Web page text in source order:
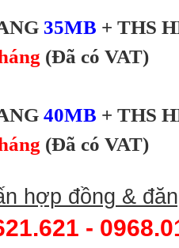
35MB + THS
(Đã có VAT)
40MB + THS
(Đã có VAT)
hợp đồng &
-